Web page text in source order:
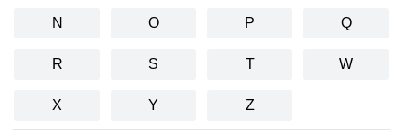
N O P Q
R S T W
X Y Z